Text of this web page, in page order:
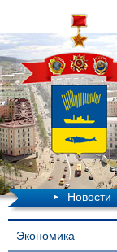
Новости
Экономика